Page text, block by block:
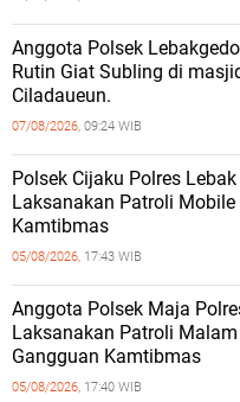
Anggota Polsek
Rutin Giat Subling di
Ciladaueun.
07/08/2026, 09:24 WIB
Polsek Cijaku Polres
Laksanakan Patroli Mobile
Kamtibmas
05/08/2026, 17:43 WIB
Anggota Polsek Maja
Laksanakan Patroli
Gangguan Kamtibmas
05/08/2026, 17:40 WIB